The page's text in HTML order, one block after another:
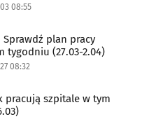
08:55
plan pracy
tygodniu (27.03-2.04)
08:32
pracują szpitale w tym